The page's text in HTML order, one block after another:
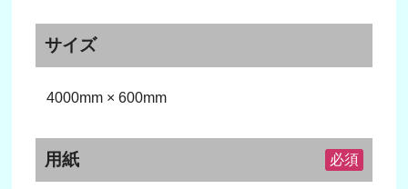
サイズ
4000mm × 600mm
用紙 必須